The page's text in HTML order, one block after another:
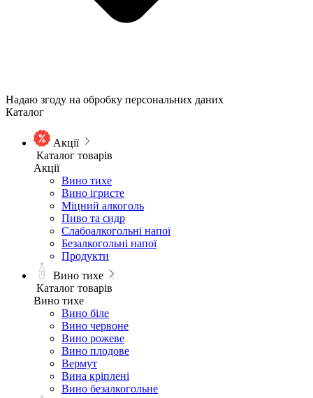
Надаю згоду на обробку персональних даних
Каталог
Акції
Каталог товарів
Акції
Вино тихе
Вино ігристе
Міцний алкоголь
Пиво та сидр
Слабоалкогольні напої
Безалкогольні напої
Продукти
Вино тихе
Каталог товарів
Вино тихе
Вино біле
Вино червоне
Вино рожеве
Вино плодове
Вермут
Вина кріплені
Вино безалкогольне